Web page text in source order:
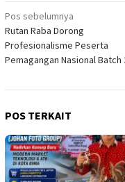
Navigasi
pos
Pos sebelumnya
Rutan Raba Dorong
Profesionalisme Peserta
Pemagangan Nasional Batch
POS TERKAIT